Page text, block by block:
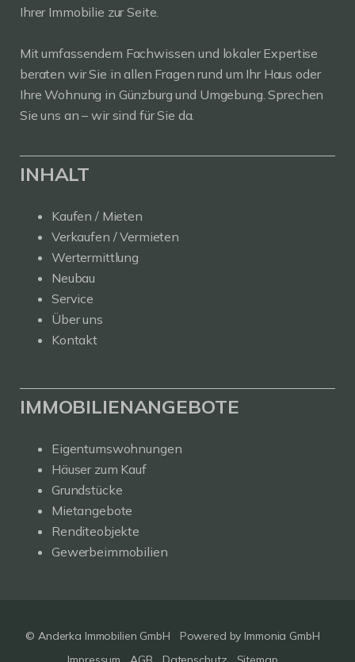
Ihrer Immobilie zur Seite.
Mit umfassendem Fachwissen und lokaler Expertise
beraten wir Sie in allen Fragen rund um Ihr Haus oder
Ihre Wohnung in Günzburg und Umgebung. Sprechen
Sie uns an – wir sind für Sie da.
INHALT
Kaufen / Mieten
Verkaufen / Vermieten
Wertermittlung
Neubau
Service
Über uns
Kontakt
IMMOBILIENANGEBOTE
Eigentumswohnungen
Häuser zum Kauf
Grundstücke
Mietangebote
Renditeobjekte
Gewerbeimmobilien
© Anderka Immobilien GmbH Powered by Immonia GmbH